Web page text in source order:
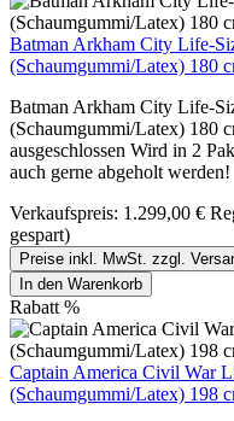
Batman Arkham City Life-
(Schaumgummi/Latex) 180
Batman Arkham City Life-
(Schaumgummi/Latex) 180
ausgeschlossen Wird in 2
auch gerne abgeholt werden!
Verkaufspreis: 1.299,00 €
gespart)
Preise inkl. MwSt. zzgl.
In den Warenkorb
Rabatt %
Captain America Civil War
(Schaumgummi/Latex) 198